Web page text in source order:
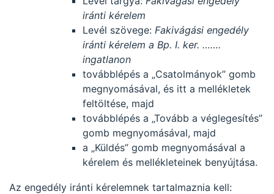
iránti kérelem
Levél szövege: Fakivágási engedély
iránti kérelem a Bp. I. ker. …….
ingatlanon
továbblépés a „Csatolmányok” gomb
megnyomásával, és itt a mellékletek
feltöltése, majd
továbblépés a „Tovább a véglegesítés”
gomb megnyomásával, majd
a „Küldés” gomb megnyomásával a
kérelem és mellékleteinek benyújtása.
Az engedély iránti kérelemnek tartalmaznia kell: